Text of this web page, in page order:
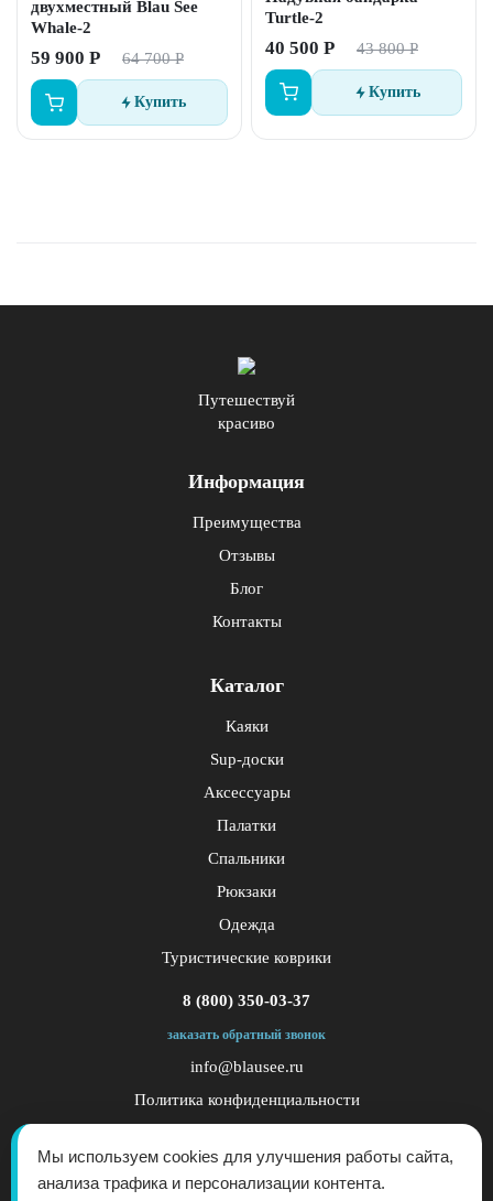
двухместный Blau See
Whale-2
59 900 Р 64 700 Р
Купить
Turtle-2
40 500 Р 43 800 Р
Купить
Путешествуй
красиво
Информация
Преимущества
Отзывы
Блог
Контакты
Каталог
Каяки
Sup-доски
Аксессуары
Палатки
Спальники
Рюкзаки
Одежда
Туристические коврики
8 (800) 350-03-37
заказать обратный звонок
info@blausee.ru
Политика конфиденциальности
Мы используем cookies для улучшения работы сайта,
анализа трафика и персонализации контента.